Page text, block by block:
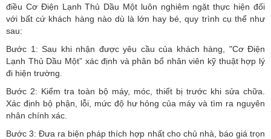
điều Cơ Điện Lạnh Thủ Dầu Một luôn nghiêm ngặt thực hiện đối
với bất cứ khách hàng nào dù là lớn hay bé, quy trình cụ thể như
sau:
Bước 1: Sau khi nhận được yêu cầu của khách hàng, "Cơ Điện
Lạnh Thủ Dầu Một” xác định và phân bổ nhân viên kỹ thuật hợp lý
đi hiện trường.
Bước 2: Kiểm tra toàn bộ máy, móc, thiết bị trước khi sửa chữa.
Xác định bộ phận, lỗi, mức độ hư hỏng của máy và tìm ra nguyên
nhân chính xác.
Bước 3: Đưa ra biện pháp thích hợp nhất cho chủ nhà, báo giá trọn